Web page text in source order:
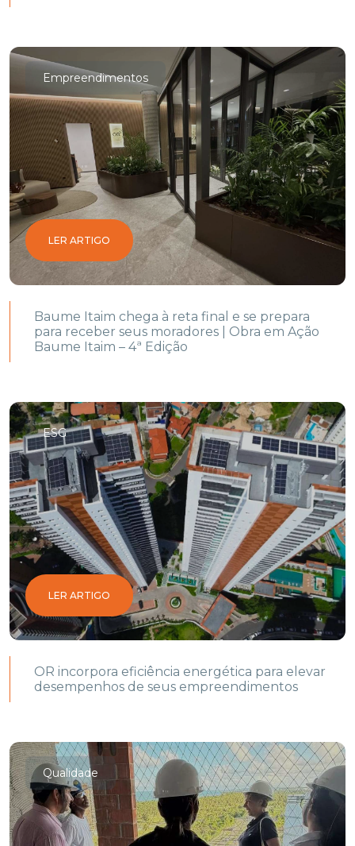
Empreendimentos
LER ARTIGO
Baume Itaim chega à reta final e se prepara
para receber seus moradores | Obra em Ação
Baume Itaim – 4ª Edição
ESG
LER ARTIGO
OR incorpora eficiência energética para elevar
desempenhos de seus empreendimentos
Qualidade